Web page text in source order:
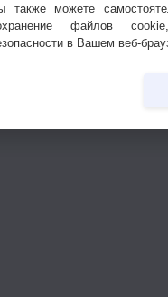
также можете
файлов
в Вашем веб-